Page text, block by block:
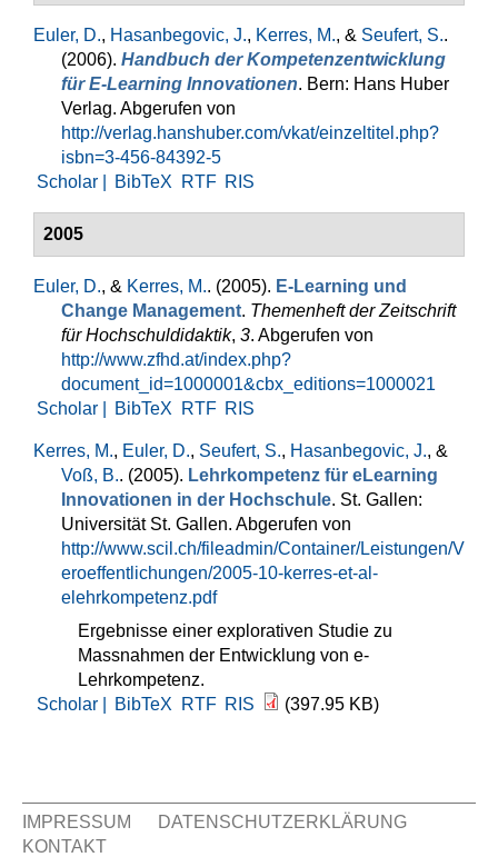
Euler, D., Hasanbegovic, J., Kerres, M., & Seufert, S..
(2006). Handbuch der Kompetenzentwicklung
für E-Learning Innovationen. Bern: Hans Huber
Verlag. Abgerufen von
http://verlag.hanshuber.com/vkat/einzeltitel.php?
isbn=3-456-84392-5
Scholar |
BibTeX RTF RIS
2005
Euler, D., & Kerres, M.. (2005). E-Learning und
Change Management. Themenheft der Zeitschrift
für Hochschuldidaktik, 3. Abgerufen von
http://www.zfhd.at/index.php?
document_id=1000001&cbx_editions=1000021
Scholar |
BibTeX RTF RIS
Kerres, M., Euler, D., Seufert, S., Hasanbegovic, J., &
Voß, B.. (2005). Lehrkompetenz für eLearning
Innovationen in der Hochschule. St. Gallen:
Universität St. Gallen. Abgerufen von
http://www.scil.ch/fileadmin/Container/Leistungen/V
eroeffentlichungen/2005-10-kerres-et-al-
elehrkompetenz.pdf
Ergebnisse einer explorativen Studie zu
Massnahmen der Entwicklung von e-
Lehrkompetenz.
Scholar |
BibTeX RTF RIS (397.95 KB)
IMPRESSUM
DATENSCHUTZERKLÄRUNG
KONTAKT